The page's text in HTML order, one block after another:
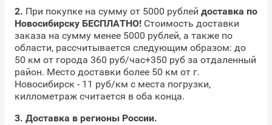
2. При покупке на сумму от 5000 рублей доставка по
Новосибирску БЕСПЛАТНО! Стоимость доставки
заказа на сумму менее 5000 рублей, а также по
области, рассчитывается следующим образом: до
50 км от города 360 руб/час+350 руб за отдаленный
район. Место доставки более 50 км от г.
Новосибирск - 11 руб/км с места погрузки,
киллометраж считается в оба конца.
3. Доставка в регионы России.